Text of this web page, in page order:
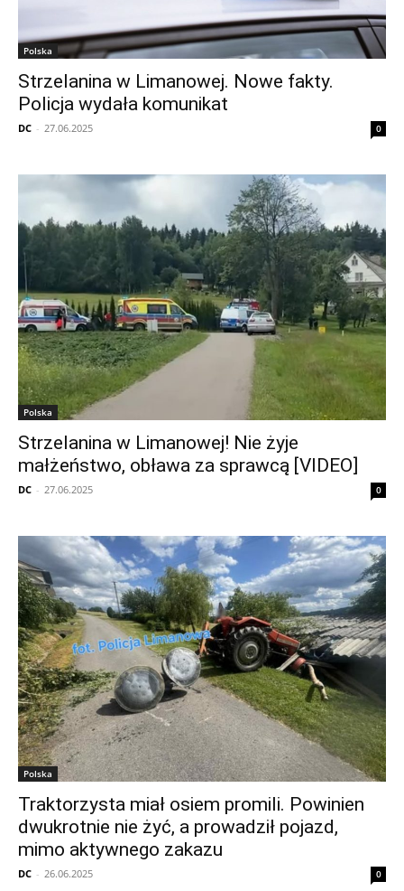
Polska
Strzelanina w Limanowej. Nowe fakty.
Policja wydała komunikat
DC - 27.06.2025 0
Polska
Strzelanina w Limanowej! Nie żyje
małżeństwo, obława za sprawcą [VIDEO]
DC - 27.06.2025 0
Polska
Traktorzysta miał osiem promili. Powinien
dwukrotnie nie żyć, a prowadził pojazd,
mimo aktywnego zakazu
DC - 26.06.2025 0